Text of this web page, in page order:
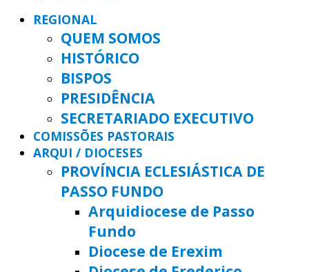
REGIONAL
QUEM SOMOS
HISTÓRICO
BISPOS
PRESIDÊNCIA
SECRETARIADO EXECUTIVO
COMISSÕES PASTORAIS
ARQUI / DIOCESES
PROVÍNCIA ECLESIÁSTICA DE
PASSO FUNDO
Arquidiocese de Passo
Fundo
Diocese de Erexim